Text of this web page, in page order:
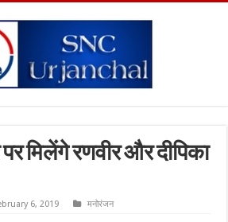
मिलेंगे रणवीर और दीपिका
6, 2019 मनोरंजन